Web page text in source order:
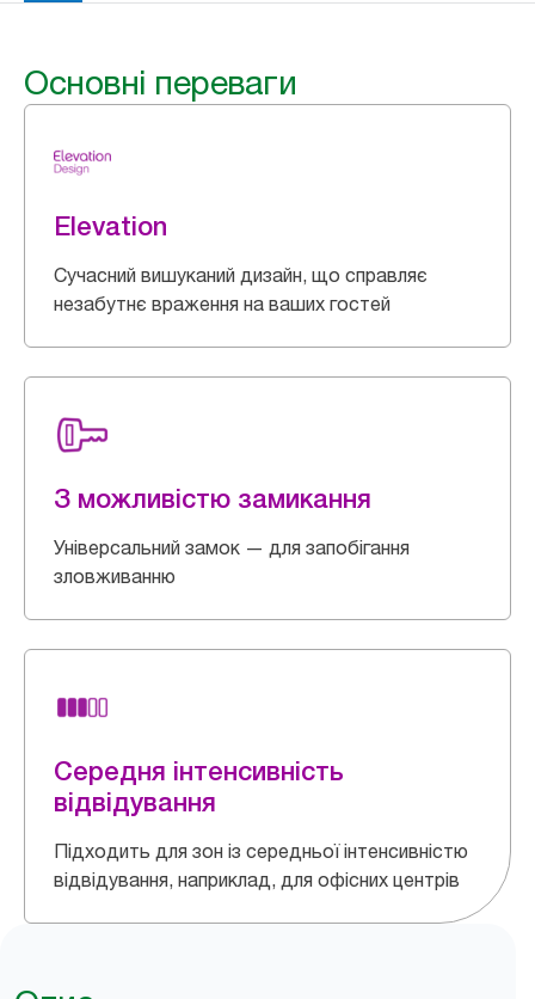
Основні переваги
Elevation
Сучасний вишуканий дизайн, що справляє
незабутнє враження на ваших гостей
З можливістю замикання
Універсальний замок — для запобігання
зловживанню
Середня інтенсивність
відвідування
Підходить для зон із середньої інтенсивністю
відвідування, наприклад, для офісних центрів